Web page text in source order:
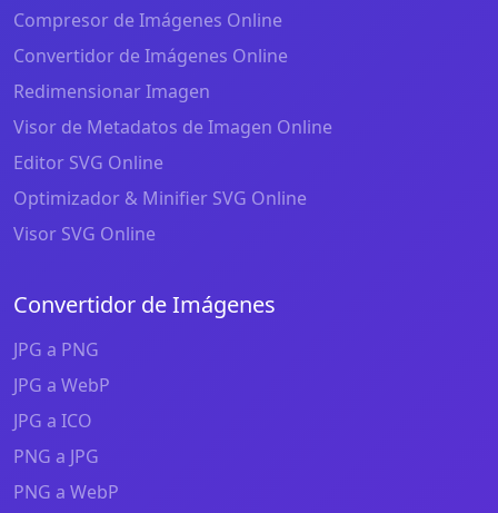
Compresor de Imágenes Online
Convertidor de Imágenes Online
Redimensionar Imagen
Visor de Metadatos de Imagen Online
Editor SVG Online
Optimizador & Minifier SVG Online
Visor SVG Online
Convertidor de Imágenes
JPG a PNG
JPG a WebP
JPG a ICO
PNG a JPG
PNG a WebP